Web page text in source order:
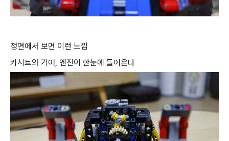
정면에서 보면 이런 느낌
카시트와 기어, 엔진이 한눈에 들어온다